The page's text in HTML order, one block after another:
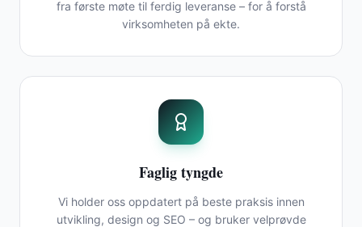
fra første møte til ferdig leveranse – for å forstå
virksomheten på ekte.
Faglig tyngde
Vi holder oss oppdatert på beste praksis innen
utvikling, design og SEO – og bruker velprøvde